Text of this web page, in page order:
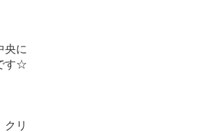
央に
す☆
クリ